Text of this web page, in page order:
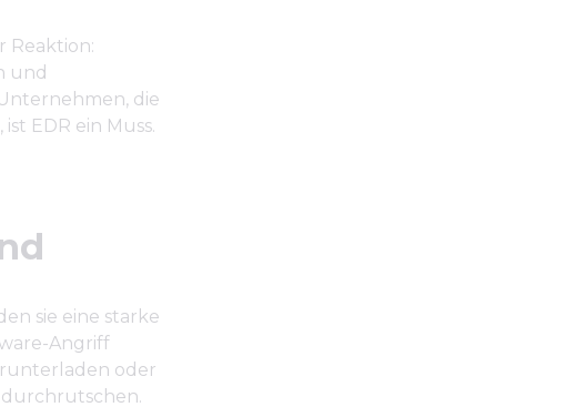
Reaktion:
und
die
EDR ein Muss.
sie eine starke
Angriff
oder
durchrutschen.